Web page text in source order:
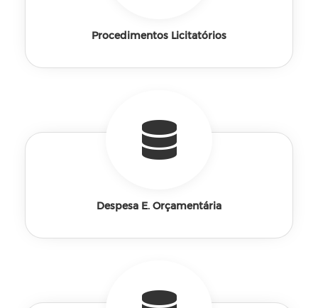
Procedimentos Licitatórios
Despesa E. Orçamentária